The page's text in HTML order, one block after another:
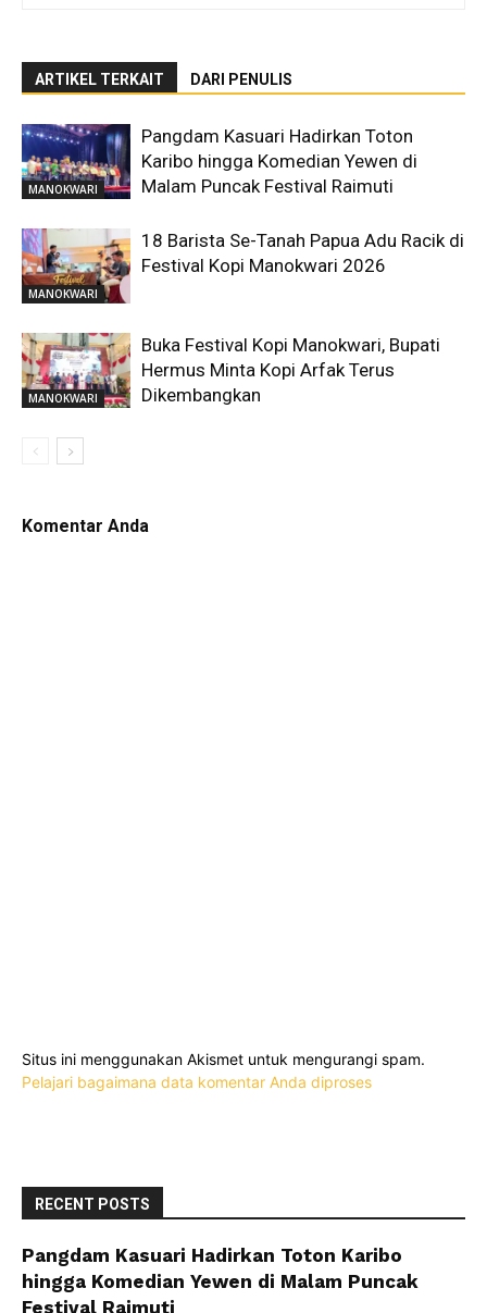
ARTIKEL TERKAIT DARI PENULIS
MANOKWARI
Pangdam Kasuari Hadirkan Toton
Karibo hingga Komedian Yewen di
Malam Puncak Festival Raimuti
MANOKWARI
18 Barista Se-Tanah Papua Adu Racik di
Festival Kopi Manokwari 2026
MANOKWARI
Buka Festival Kopi Manokwari, Bupati
Hermus Minta Kopi Arfak Terus
Dikembangkan
Komentar Anda
Situs ini menggunakan Akismet untuk mengurangi spam.
Pelajari bagaimana data komentar Anda diproses
RECENT POSTS
Pangdam Kasuari Hadirkan Toton Karibo
hingga Komedian Yewen di Malam Puncak
Festival Raimuti